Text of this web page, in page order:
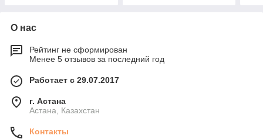
О нас
Рейтинг не сформирован
Менее 5 отзывов за последний год
Работает с 29.07.2017
г. Астана
Астана, Казахстан
Контакты